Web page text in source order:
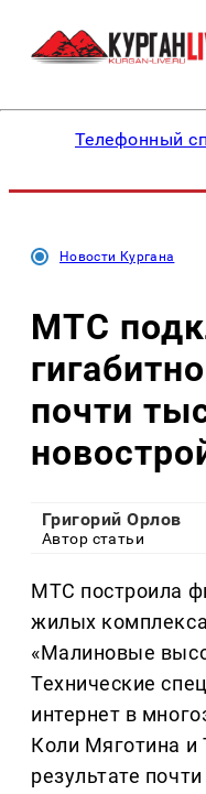
Телефонный
Новости Кургана
МТС
почти
Григорий Орлов
Автор статьи
МТС построила
жилых
«Малиновые
Технические
интернет в
Коли Мяготина
результате